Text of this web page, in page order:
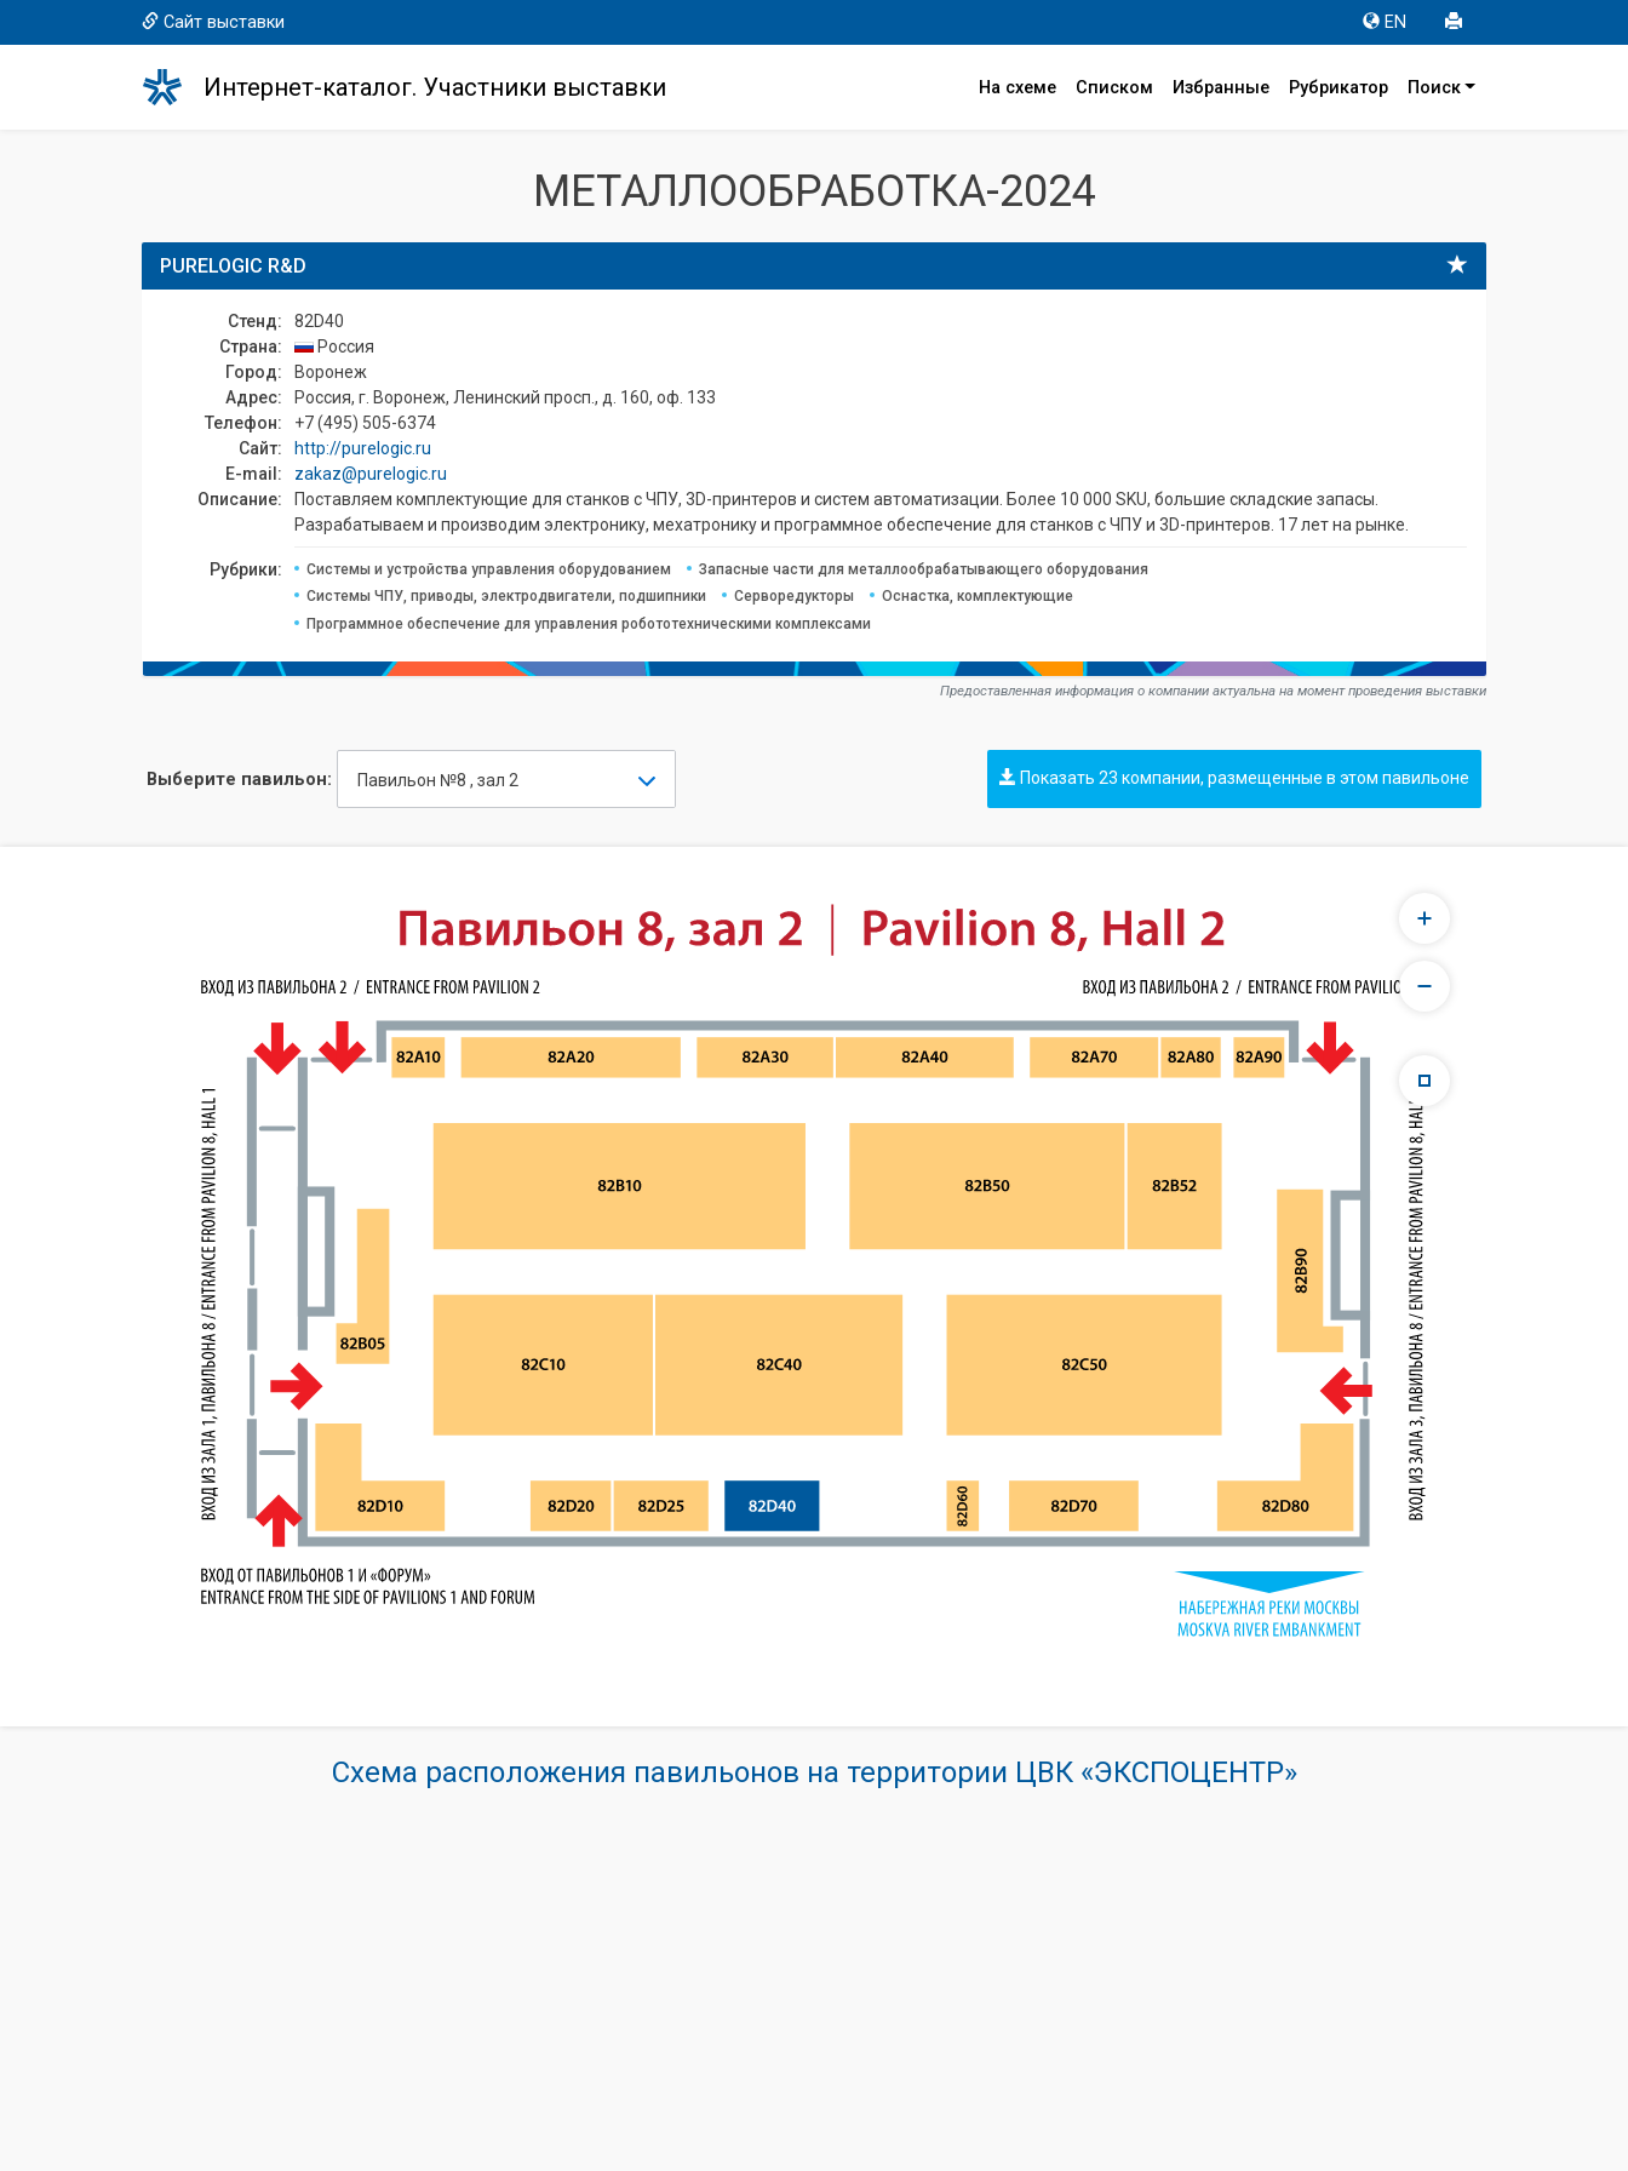
Сайт выставки EN
Интернет-каталог. Участники выставки На схеме Списком Избранные Рубрикатор Поиск
МЕТАЛЛООБРАБОТКА-2024
PURELOGIC R&D
Стенд:
82D40
Страна:
Россия
Город:
Воронеж
Адрес:
Россия, г. Воронеж, Ленинский просп., д. 160, оф. 133
Телефон:
+7 (495) 505-6374
Сайт:
http://purelogic.ru
E-mail:
zakaz@purelogic.ru
Описание:
Поставляем комплектующие для станков с ЧПУ, 3D-принтеров и систем автоматизации. Более 10 000 SKU, большие складские запасы.
Разрабатываем и производим электронику, мехатронику и программное обеспечение для станков с ЧПУ и 3D-принтеров. 17 лет на рынке.
Рубрики: Системы и устройства управления оборудованием
Запасные части для металлообрабатывающего оборудования
Системы ЧПУ, приводы, электродвигатели, подшипники
Серворедукторы
Оснастка, комплектующие
Программное обеспечение для управления робототехническими комплексами
Предоставленная информация о компании актуальна на момент проведения выставки
Выберите павильон: Павильон №8 , зал 2 Показать 23 компании, размещенные в этом павильоне
Схема расположения павильонов на территории ЦВК «ЭКСПОЦЕНТР»